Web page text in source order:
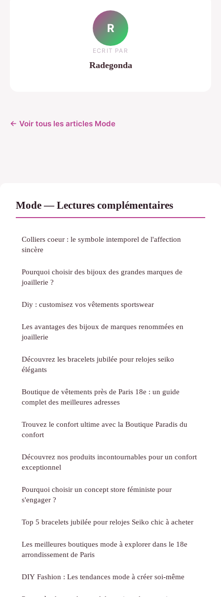
R
ECRIT PAR
Radegonda
← Voir tous les articles Mode
Mode — Lectures complémentaires
Colliers coeur : le symbole intemporel de l'affection
sincère
Pourquoi choisir des bijoux des grandes marques de
joaillerie ?
Diy : customisez vos vêtements sportswear
Les avantages des bijoux de marques renommées en
joaillerie
Découvrez les bracelets jubilée pour relojes seiko
élégants
Boutique de vêtements près de Paris 18e : un guide
complet des meilleures adresses
Trouvez le confort ultime avec la Boutique Paradis du
confort
Découvrez nos produits incontournables pour un confort
exceptionnel
Pourquoi choisir un concept store féministe pour
s'engager ?
Top 5 bracelets jubilée pour relojes Seiko chic à acheter
Les meilleures boutiques mode à explorer dans le 18e
arrondissement de Paris
DIY Fashion : Les tendances mode à créer soi-même